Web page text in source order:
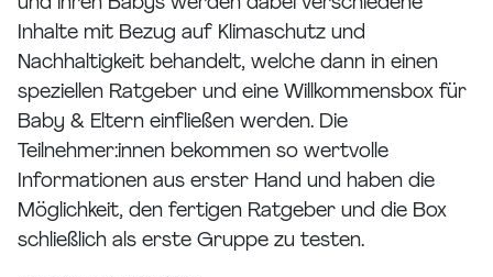
Inhalte mit Bezug auf Klimaschutz und
Nachhaltigkeit behandelt, welche dann in einen
speziellen Ratgeber und eine Willkommensbox für
Baby & Eltern einfließen werden. Die
Teilnehmer:innen bekommen so wertvolle
Informationen aus erster Hand und haben die
Möglichkeit, den fertigen Ratgeber und die Box
schließlich als erste Gruppe zu testen.